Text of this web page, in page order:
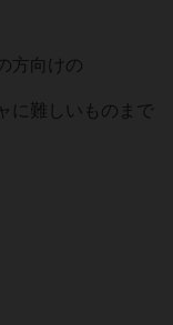
方向けの
に難しいものまで